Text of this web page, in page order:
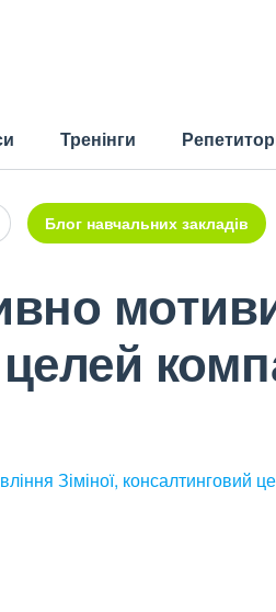
Тренінги
Блог навчальних закладів
Зіміної, консалтинговий